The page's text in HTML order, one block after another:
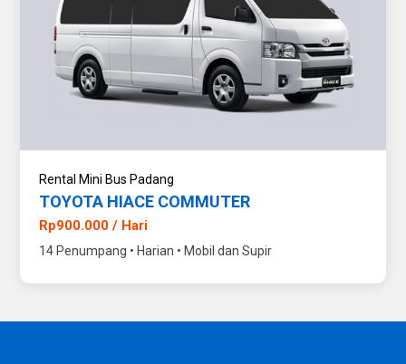
Rental Mini Bus Padang
TOYOTA HIACE COMMUTER
Rp900.000 / Hari
14 Penumpang • Harian • Mobil dan Supir